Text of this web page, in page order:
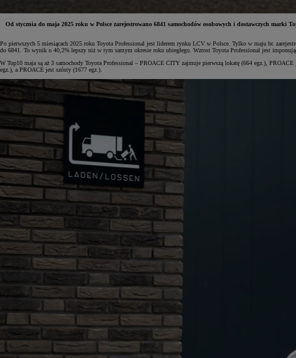
Od81 900 zł
Yaris Cross
HYBRID
Od stycznia do maja 2025 roku w Polsce zarejestrowano 6841 samochodów osobowych i dostawczych
Po pierwszych 5 miesiącach 2025 roku Toyota Professional jest liderem rynku LCV w Polsce. Tylko w maju br.
do 6841. To wynik o 40,2% lepszy niż w tym samym okresie roku ubiegłego. Wzrost Toyota Professional jest
W Top10 maja są aż 3 samochody Toyota Professional – PROACE CITY zajmuje pierwszą lokatę (664 egz.),
egz.), a PROACE jest szósty (1677 egz.).